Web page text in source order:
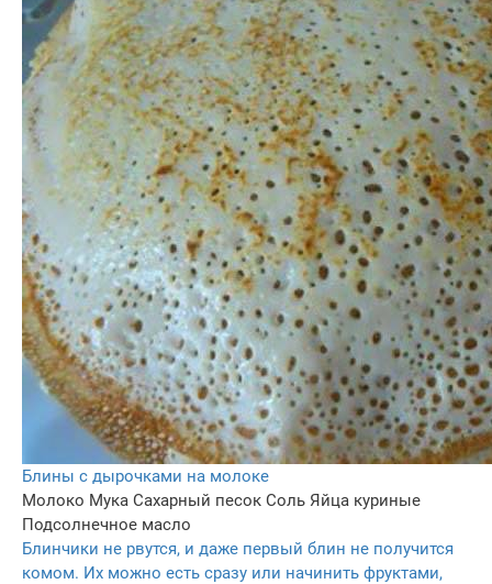
Блины с дырочками на молоке
Молоко Мука Сахарный песок Соль Яйца куриные
Подсолнечное масло
Блинчики не рвутся, и даже первый блин не получится
комом. Их можно есть сразу или начинить фруктами,